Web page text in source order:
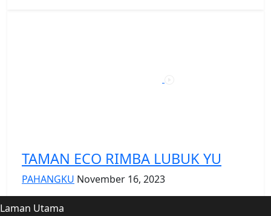
TAMAN ECO RIMBA LUBUK YU
PAHANGKU November 16, 2023
Laman Utama